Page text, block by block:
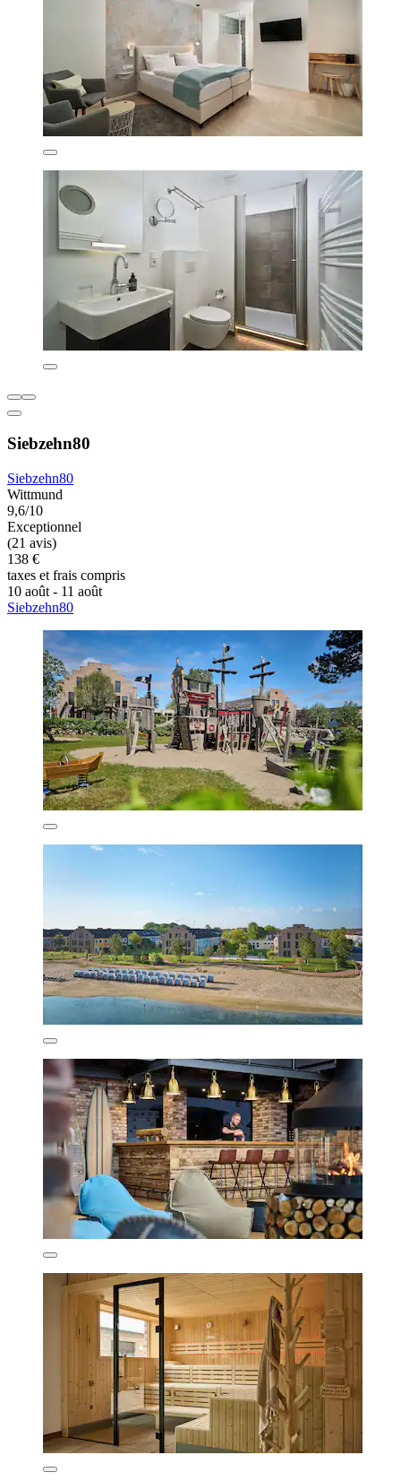
Siebzehn80
Siebzehn80
Wittmund
9,6/10
Exceptionnel
(21 avis)
138 €
taxes et frais compris
10 août - 11 août
Siebzehn80